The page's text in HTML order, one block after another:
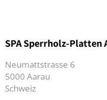
SPA Sperrholz-Platten
Neumattstrasse 6
5000 Aarau
Schweiz